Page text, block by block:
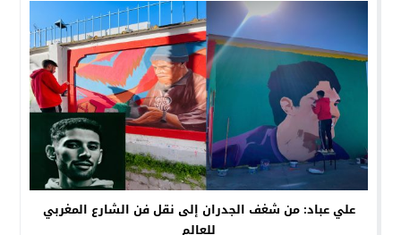
علي عباد: من شغف الجدران إلى نقل فن الشارع المغربي
للعالم